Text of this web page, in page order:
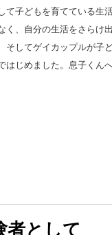
て子どもを育てている生
く、自分の生活をさらけ
そしてゲイカップルが子
はじめました。息子くん
者として